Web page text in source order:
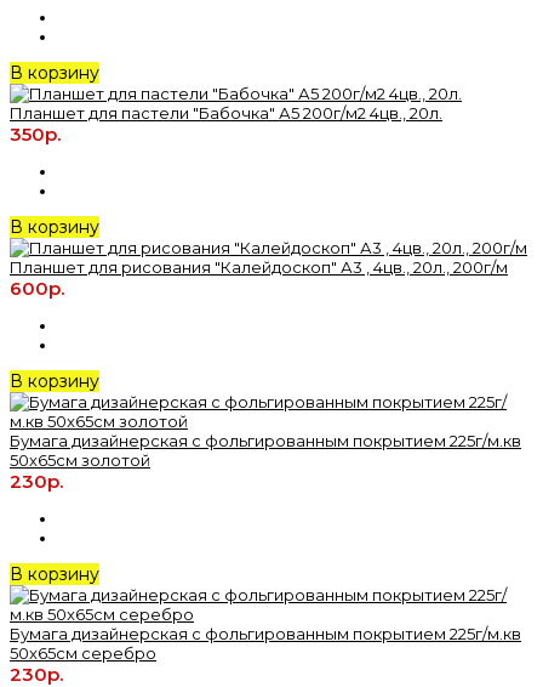
В корзину
Планшет для пастели "Бабочка" А5 200г/м2 4цв., 20л.
350р.
В корзину
Планшет для рисования "Калейдоскоп" А3 , 4цв., 20л., 200г/м
600р.
В корзину
Бумага дизайнерская с фольгированным покрытием 225г/м.кв
50x65см золотой
230р.
В корзину
Бумага дизайнерская с фольгированным покрытием 225г/м.кв
50x65см серебро
230р.